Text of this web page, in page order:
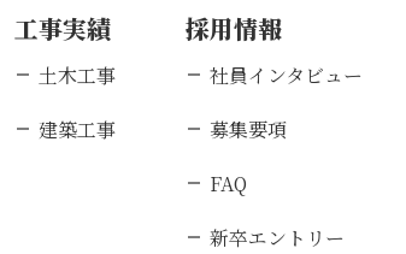
工事実績
土木工事
建築工事
採用情報
社員インタビュー
募集要項
FAQ
新卒エントリー